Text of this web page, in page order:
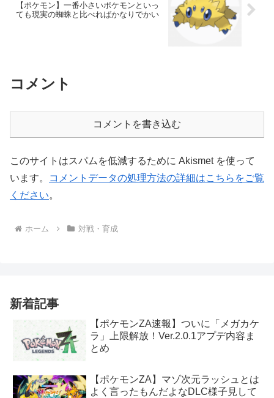
【ポケモン】一番小さいポケモンといっ
ても現実の蜘蛛と比べればかなりでかい
コメント
コメントを書き込む
このサイトはスパムを低減するために Akismet を使って
います。
コメントデータの処理方法の詳細はこちらをご覧
ください。
ホーム 対戦・育成
新着記事
【ポケモンZA速報】ついに「メガカケ
ラ」上限解放！Ver.2.0.1アプデ内容ま
とめ
【ポケモンZA】マゾ次元ラッシュとは
よく言ったもんだよなDLC様子見して